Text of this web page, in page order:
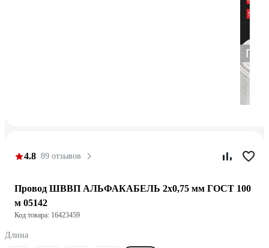
4.8 89 отзывов
Провод ШВВП АЛЬФАКАБЕЛЬ 2х0,75 мм ГОСТ 100
м 05142
Код товара: 16423459
Длина